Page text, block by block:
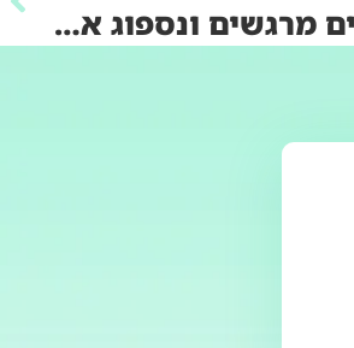
טיול שורשים לפולין: נשמע סיפורים מרגשים ונספוג את מקורות המשפחה